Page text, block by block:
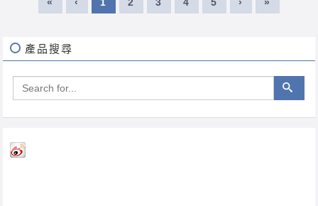
制 手工眼鏡 eyeglasses
huge optical frames
glasses for big tall and
近視 老花 多焦點 鏡片 近视
抗蓝光 滤蓝光 全視線 變色鏡
glasses Rx prescription
for near far sighted
eyeglasses hand made
for big tall and bulky
prescription 日本 手工眼鏡
眼鏡 可配 近視 老花 多焦點
光 變色鏡片 抗蓝光 滤蓝光
產品搜尋